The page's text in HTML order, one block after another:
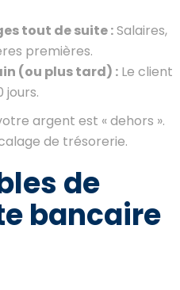
tout de suite :Salaires,
premières.
(ou plus tard) : Le client
jours.
argent est « dehors ».
de trésorerie.
de
bancaire